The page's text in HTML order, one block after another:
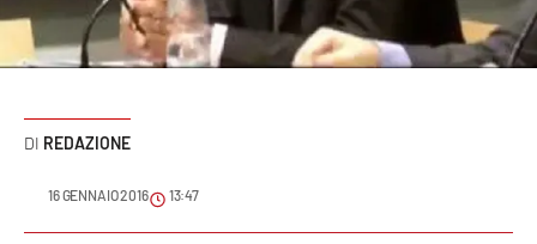
Sport
Cultura
Podcast
Meteo
REDAZIONE
16 GENNAIO 2016 13:47